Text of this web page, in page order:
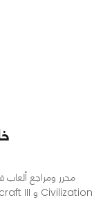
محرر ومراجع ألعاب